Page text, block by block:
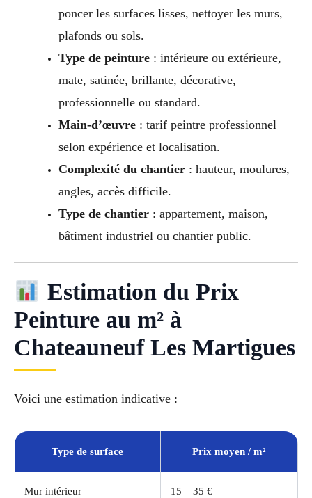
poncer les surfaces lisses, nettoyer les murs,
plafonds ou sols.
Type de peinture: intérieure ou extérieure,
mate, satinée, brillante, décorative,
professionnelle ou standard.
Main-d’œuvre: tarif peintre professionnel
selon expérience et localisation.
Complexité du chantier: hauteur, moulures,
angles, accès difficile.
Type de chantier: appartement, maison,
bâtiment industriel ou chantier public.
Estimation du Prix
Peinture au m² à
Chateauneuf Les Martigues
Voici une estimation indicative :
Type de surface Prix moyen / m²
Mur intérieur 15 – 35 €